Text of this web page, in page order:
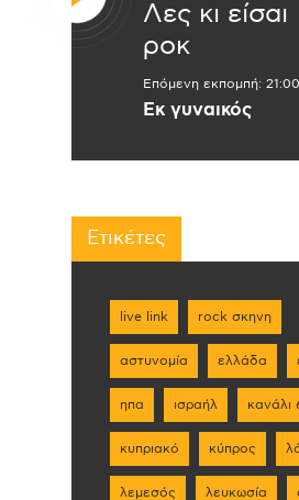
Λες κι είσαι
ροκ
Επόμενη εκπομπή: 21:00
Εκ γυναικός
Ετικέτες
live link rock σκηνη
αστυνομία ελλάδα
ηπα ισραήλ κανάλι
κυπριακό κύπρος
λεμεσός λευκωσία